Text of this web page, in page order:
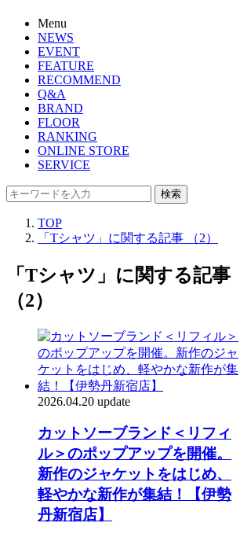
Menu
NEWS
EVENT
FEATURE
RECOMMEND
Q&A
BRAND
FLOOR
RANKING
ONLINE STORE
SERVICE
検索
TOP
「Tシャツ」に関する記事 （2）
「Tシャツ」に関する記事
（2）
2026.04.20 update
カットソーブランド＜リフィ
ル＞のポップアップを開催。
新作のジャケットをはじめ、
軽やかな新作が集結！【伊勢
丹新宿店】